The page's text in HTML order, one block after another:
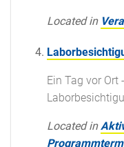
Located in
Ein Tag vor Ort
Located in